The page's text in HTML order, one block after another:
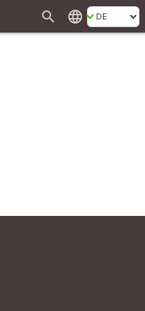
search language